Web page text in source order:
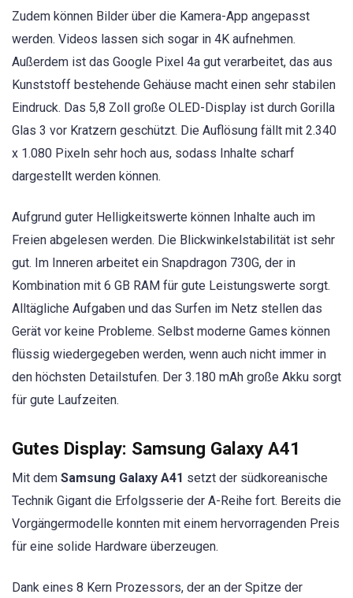
Zudem können Bilder über die Kamera-App angepasst
werden. Videos lassen sich sogar in 4K aufnehmen.
Außerdem ist das Google Pixel 4a gut verarbeitet, das aus
Kunststoff bestehende Gehäuse macht einen sehr stabilen
Eindruck. Das 5,8 Zoll große OLED-Display ist durch Gorilla
Glas 3 vor Kratzern geschützt. Die Auflösung fällt mit 2.340
x 1.080 Pixeln sehr hoch aus, sodass Inhalte scharf
dargestellt werden können.
Aufgrund guter Helligkeitswerte können Inhalte auch im
Freien abgelesen werden. Die Blickwinkelstabilität ist sehr
gut. Im Inneren arbeitet ein Snapdragon 730G, der in
Kombination mit 6 GB RAM für gute Leistungswerte sorgt.
Alltägliche Aufgaben und das Surfen im Netz stellen das
Gerät vor keine Probleme. Selbst moderne Games können
flüssig wiedergegeben werden, wenn auch nicht immer in
den höchsten Detailstufen. Der 3.180 mAh große Akku sorgt
für gute Laufzeiten.
Gutes Display: Samsung Galaxy A41
Mit dem Samsung Galaxy A41 setzt der südkoreanische
Technik Gigant die Erfolgsserie der A-Reihe fort. Bereits die
Vorgängermodelle konnten mit einem hervorragenden Preis
für eine solide Hardware überzeugen.
Dank eines 8 Kern Prozessors, der an der Spitze der